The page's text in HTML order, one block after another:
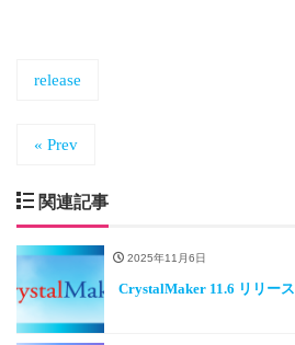
release
« Prev
関連記事
2025年11月6日
CrystalMaker 11.6 リリース